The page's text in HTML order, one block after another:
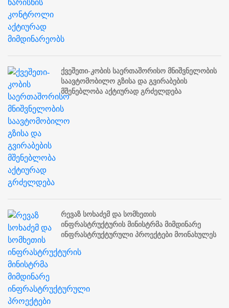
ქვეშეთი-კობის საერთაშორისო მნიშვნელობის
საავტომობილო გზისა და გვირაბების
მშენებლობა აქტიურად გრძელდება
რევაზ სოხაძემ და სომხეთის
ინფრასტრუქტურის მინისტრმა მიმდინარე
ინფრასტრუქტურული პროექტები მოინახულეს